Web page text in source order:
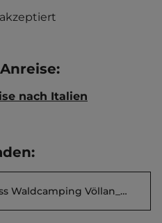
:
nach Italien
:
I02151_2_Alpinfitness Waldcamping Völlan_Prospekt.pdf